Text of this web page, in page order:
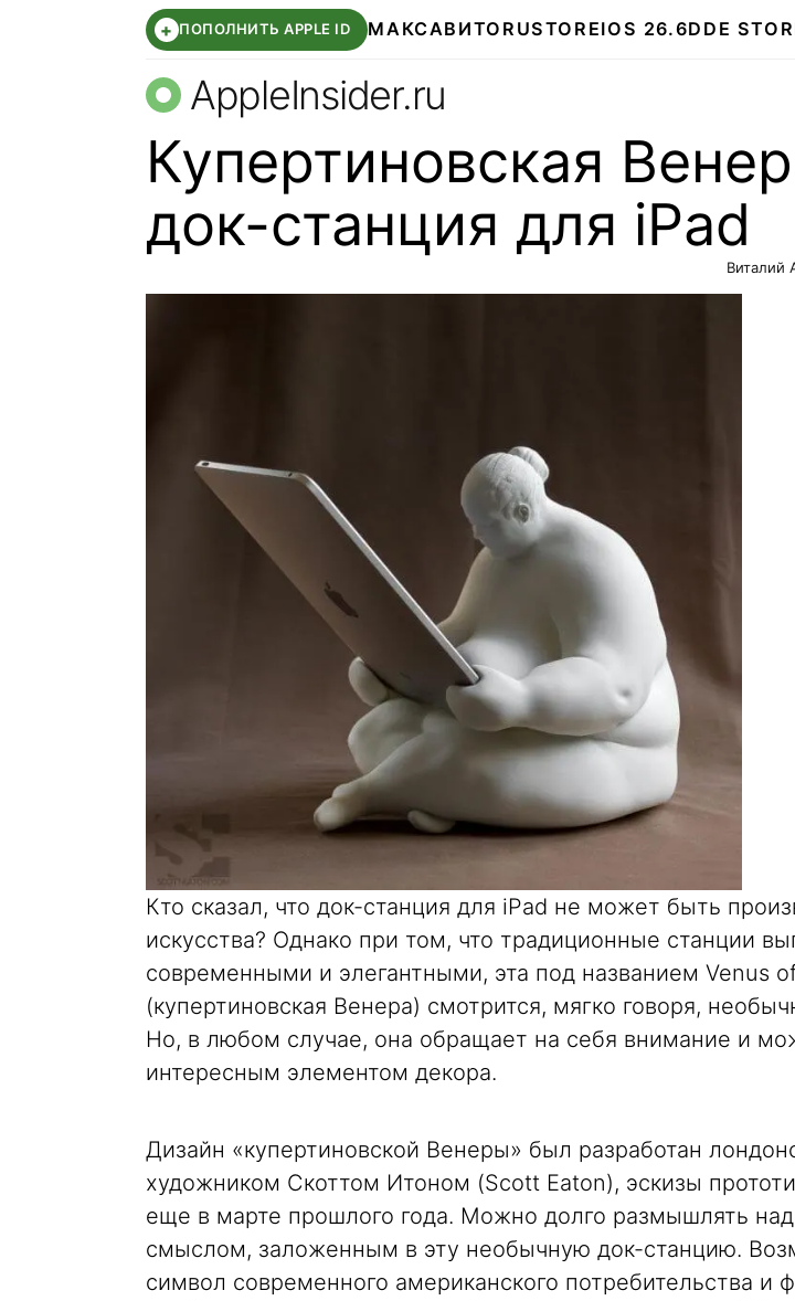
+ ПОПОЛНИТЬ APPLE ID МАКСАВИТО RUSTOREIOS 26.6DDE
AppleInsider.ru
Купертиновская
док-станция для iPad
Виталий
Кто сказал, что док-станция для iPad не может быть
искусства? Однако при том, что традиционные станции
современными и элегантными, эта под названием Venus
(купертиновская Венера) смотрится, мягко говоря,
Но, в любом случае, она обращает на себя внимание и
интересным элементом декора.
Дизайн «купертиновской Венеры» был разработан
художником Скоттом Итоном (Scott Eaton), эскизы
еще в марте прошлого года. Можно долго размышлять
смыслом, заложенным в эту необычную док-станцию.
символ современного американского потребительства и